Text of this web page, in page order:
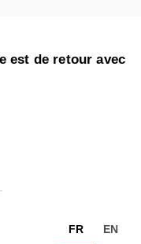
est de retour avec
FR EN